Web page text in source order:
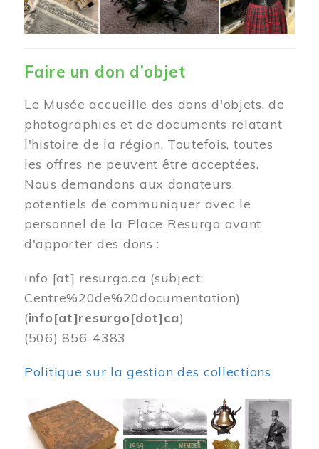
Faire un don d’objet
Le Musée accueille des dons d'objets, de
photographies et de documents relatant
l'histoire de la région. Toutefois, toutes
les offres ne peuvent être acceptées.
Nous demandons aux donateurs
potentiels de communiquer avec le
personnel de la Place Resurgo avant
d'apporter des dons :
info [at] resurgo.ca (subject:
Centre%20de%20documentation)
(info[at]resurgo[dot]ca)
(506) 856-4383
Politique sur la gestion des collections